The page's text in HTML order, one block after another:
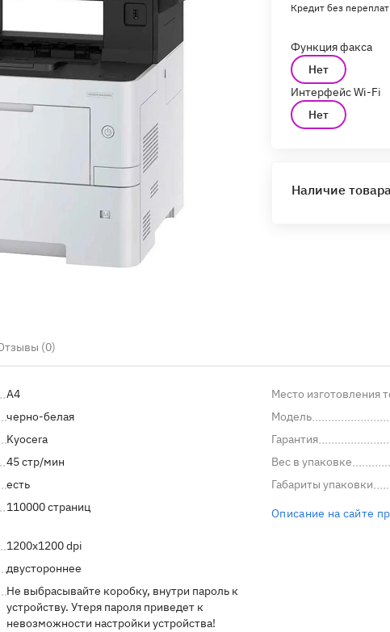
Кредит без
Функция факса
Нет
Интерфейс Wi-Fi
Нет
Наличие
(0)
A4
черно-белая
Kyocera
45 стр/мин
есть
110000 страниц
1200x1200 dpi
двустороннее
Не выбрасывайте коробку, внутри пароль к
устройству. Утеря пароля приведет к
невозможности настройки устройства!
Место изготовления
Модель
Гарантия
Вес в упаковке
Габариты упаковки
Описание на сайте